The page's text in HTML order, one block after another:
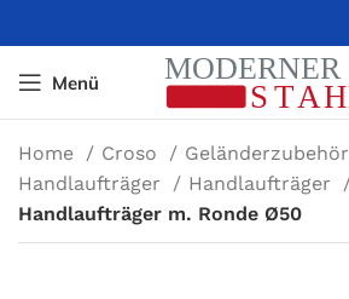
Menü
Home Croso
Geländerzubehör
Handlaufträger
Handlaufträger
Handlaufträger m. Ronde Ø50